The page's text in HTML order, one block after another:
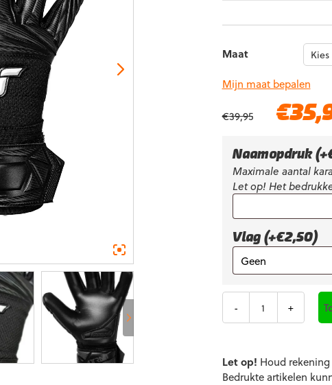
Maat
Mijn maat bepalen
€39,95
Oorspronkelijke
€39,95.
€
Naamopdruk (+
Maximale aantal
Let op! Het
Vlag (+€2,50)
Aantal
Let op! Houd
Bedrukte artikelen